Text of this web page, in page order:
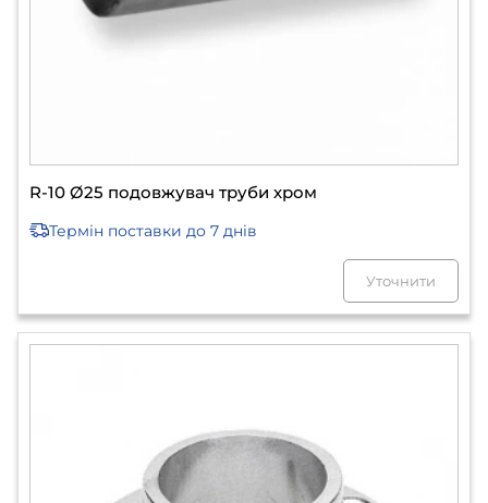
R-10 Ø25 подовжувач труби хром
Термін поставки до 7 днів
Уточнити